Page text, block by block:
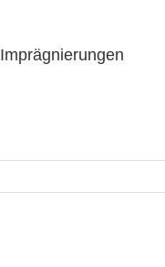
Imprägnierungen